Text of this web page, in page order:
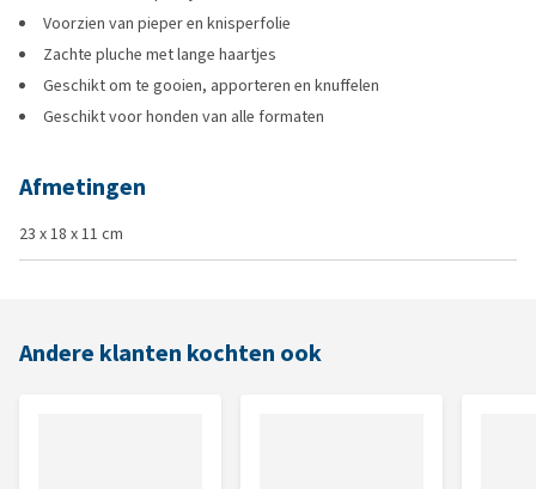
Voorzien van pieper en knisperfolie
Zachte pluche met lange haartjes
Geschikt om te gooien, apporteren en knuffelen
Geschikt voor honden van alle formaten
Afmetingen
23 x 18 x 11 cm
Andere klanten kochten ook